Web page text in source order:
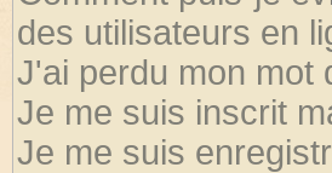
des utilisateurs en
J'ai perdu mon mot
Je me suis inscrit
Je me suis